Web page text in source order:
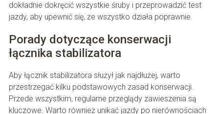
dokładnie dokręcić wszystkie śruby i przeprowadzić test
jazdy, aby upewnić się, że wszystko działa poprawnie.
Porady dotyczące konserwacji
łącznika stabilizatora
Aby łącznik stabilizatora służył jak najdłużej, warto
przestrzegać kilku podstawowych zasad konserwacji.
Przede wszystkim, regularne przeglądy zawieszenia są
kluczowe. Warto również unikać jazdy po nierównościach